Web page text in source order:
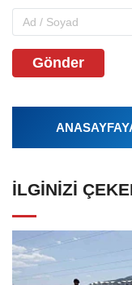
Gönder
İLGINIZI